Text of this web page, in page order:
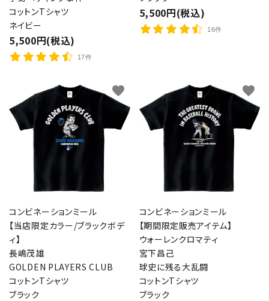
コットンTシャツ
ネイビー
5,500円(税込)
17件
5,500円(税込)
16件
コンビネーションミール
【当店限定カラー/ブラックボデ
ィ】
長嶋茂雄
GOLDEN PLAYERS CLUB
コットンTシャツ
ブラック
favorite
コンビネーションミール
【期間限定販売アイテム】
ウォーレンクロマティ
宮下昌己
球史に残る大乱闘
コットンTシャツ
ブラック
favorite